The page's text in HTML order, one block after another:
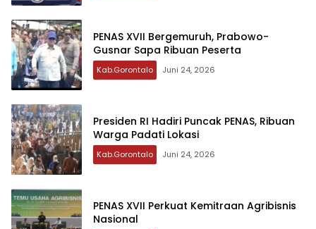
PENAS XVII Bergemuruh, Prabowo-
Gusnar Sapa Ribuan Peserta
Kab.Gorontalo Juni 24, 2026
Presiden RI Hadiri Puncak PENAS, Ribuan
Warga Padati Lokasi
Kab.Gorontalo Juni 24, 2026
PENAS XVII Perkuat Kemitraan Agribisnis
Nasional